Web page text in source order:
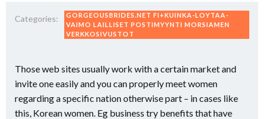
Categories:
GORGEOUSBRIDES.NET FI+KUINKA-LOYTAA-
VAIMO LAILLISET POSTIMYYNTI MORSIAMEN
VERKKOSIVUSTOT
Those web sites usually work with a certain market and
invite one easily and you can properly meet women
regarding a specific nation otherwise part – in cases like
this, Korean women. Eg business try benefits that have